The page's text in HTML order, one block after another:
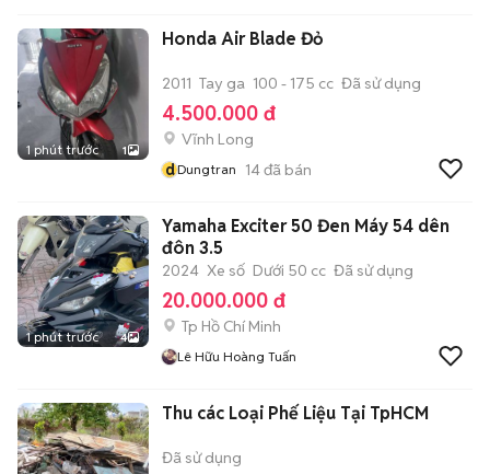
1 phút trước 1
Honda Air Blade Đỏ
2011 Tay ga 100 - 175 cc Đã sử dụng
4.500.000 đ
Vĩnh Long
dDungtran 14đã bán
1 phút trước 4
Yamaha Exciter 50 Đen Máy 54 dên
đôn 3.5
2024 Xe số Dưới 50 cc Đã sử dụng
20.000.000 đ
Tp Hồ Chí Minh
Lê Hữu Hoàng Tuấn
Thu các Loại Phế Liệu Tại TpHCM
Đã sử dụng